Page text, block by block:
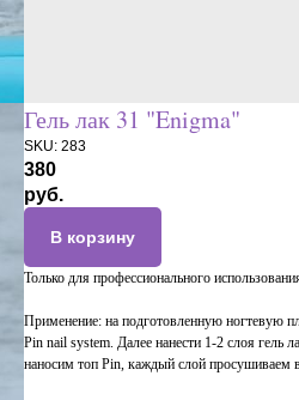
Гель лак 31 "Enigma"
SKU: 283
380
руб.
В корзину
Только для профессионального
Применение: на подготовленную ногтевую
Pin nail system. Далее нанести 1-2 слоя гель
наносим топ Pin, каждый слой просушиваем